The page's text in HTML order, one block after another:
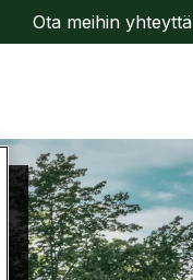
Ota meihin yhteyttä